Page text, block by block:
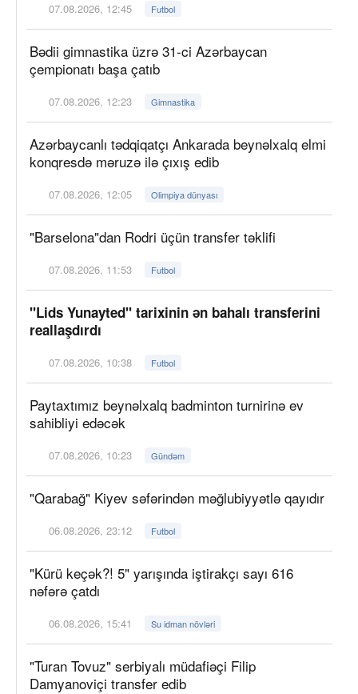
07.08.2026, 12:45 Futbol
Bədii gimnastika üzrə 31-ci Azərbaycan
çempionatı başa çatıb
07.08.2026, 12:23 Gimnastika
Azərbaycanlı tədqiqatçı Ankarada beynəlxalq elmi
konqresdə məruzə ilə çıxış edib
07.08.2026, 12:05 Olimpiya dünyası
"Barselona"dan Rodri üçün transfer təklifi
07.08.2026, 11:53 Futbol
"Lids Yunayted" tarixinin ən bahalı transferini
reallaşdırdı
07.08.2026, 10:38 Futbol
Paytaxtımız beynəlxalq badminton turnirinə ev
sahibliyi edəcək
07.08.2026, 10:23 Gündəm
"Qarabağ" Kiyev səfərindən məğlubiyyətlə qayıdır
06.08.2026, 23:12 Futbol
"Kürü keçək?! 5" yarışında iştirakçı sayı 616
nəfərə çatdı
06.08.2026, 15:41 Su idman növləri
"Turan Tovuz" serbiyalı müdafiəçi Filip
Damyanoviçi transfer edib